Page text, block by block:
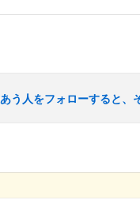
う人をフォローすると、